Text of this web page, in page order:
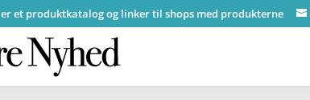
er et produktkatalog og linker til shops med produkterne